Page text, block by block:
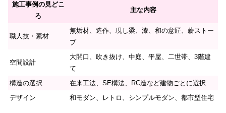
施工事例の見どこ
ろ
主な内容
職人技・素材
無垢材、造作、現し梁、漆、和の意匠、薪ストー
ブ
空間設計
大開口、吹き抜け、中庭、平屋、二世帯、3階建
て
構造の選択
在来工法、SE構法、RC造など建物ごとに選択
デザイン
和モダン、レトロ、シンプルモダン、都市型住宅